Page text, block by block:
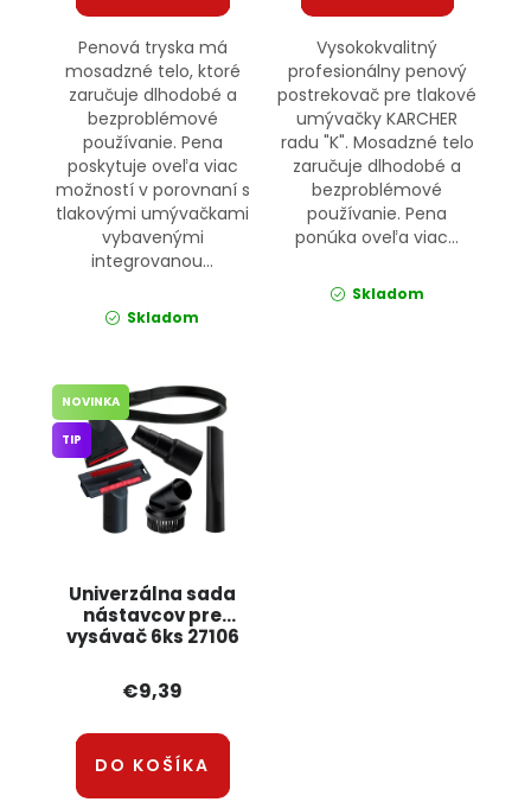
Penová tryska má
mosadzné telo, ktoré
zaručuje dlhodobé a
bezproblémové
používanie. Pena
poskytuje oveľa viac
možností v porovnaní s
tlakovými umývačkami
vybavenými
integrovanou...
Skladom
Vysokokvalitný
profesionálny penový
postrekovač pre tlakové
umývačky KARCHER
radu "K". Mosadzné telo
zaručuje dlhodobé a
bezproblémové
používanie. Pena
ponúka oveľa viac...
Skladom
Univerzálna sada
nástavcov pre
vysávač 6ks 27106
NOVINKA
TIP
€9,39
DO KOŠÍKA